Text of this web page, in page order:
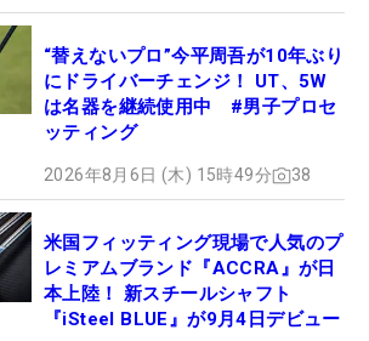
“替えないプロ”今平周吾が10年ぶり
にドライバーチェンジ！ UT、5W
は名器を継続使用中 #男子プロセ
ッティング
2026年8月6日 (木) 15時49分 38
米国フィッティング現場で人気のプ
レミアムブランド『ACCRA』が日
本上陸！ 新スチールシャフト
『iSteel BLUE』が9月4日デビュー